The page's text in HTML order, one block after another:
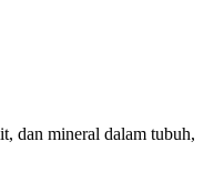
dan mineral dalam tubuh,